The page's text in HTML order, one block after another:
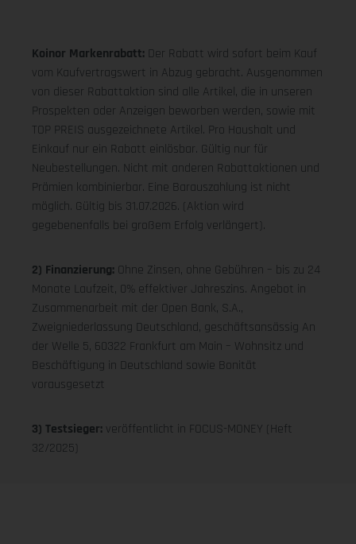
Koinor Markenrabatt: Der Rabatt wird sofort beim Kauf
vom Kaufvertragswert in Abzug gebracht. Ausgenommen
von dieser Rabattaktion sind alle Artikel, die in unseren
Prospekten oder Anzeigen beworben werden, sowie mit
TOP PREIS ausgezeichnete Artikel. Pro Haushalt und
Einkauf nur ein Rabatt einlösbar. Gültig nur für
Neubestellungen. Nicht mit anderen Rabattaktionen und
Prämien kombinierbar. Eine Barauszahlung ist nicht
möglich. Gültig bis 31.07.2026. (Aktion wird
gegebenenfalls bei großem Erfolg verlängert).
2) Finanzierung: Ohne Zinsen, ohne Gebühren – bis zu 24
Monate Laufzeit, 0% effektiver Jahreszins. Angebot in
Zusammenarbeit mit der Open Bank, S.A.,
Zweigniederlassung Deutschland, geschäftsansässig An
der Welle 5, 60322 Frankfurt am Main – Wohnsitz und
Beschäftigung in Deutschland sowie Bonität
vorausgesetzt
3) Testsieger: veröffentlicht in FOCUS-MONEY (Heft
32/2025)